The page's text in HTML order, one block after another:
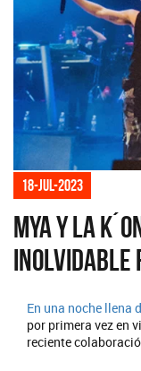
18-jul-2023
MYA y La
inolvidable
En una noche llena
por primera vez en
reciente